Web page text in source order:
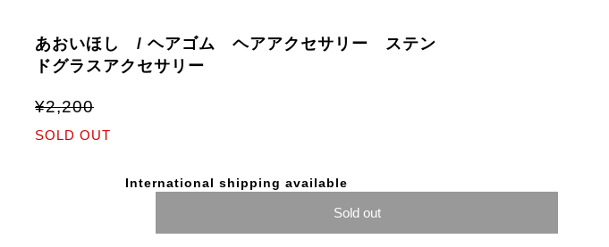
あおいほし / ヘアゴム ヘアアクセサリー ステン
ドグラスアクセサリー
¥2,200
SOLD OUT
International shipping available
Sold out